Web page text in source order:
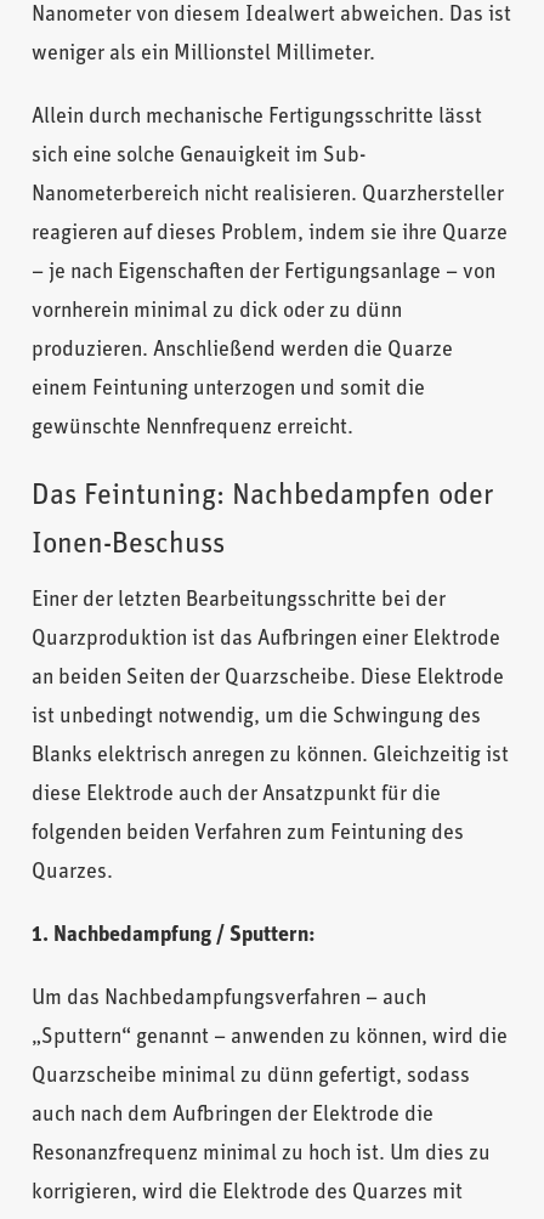
Nanometer von diesem Idealwert abweichen. Das ist
weniger als ein Millionstel Millimeter.
Allein durch mechanische Fertigungsschritte lässt
sich eine solche Genauigkeit im Sub-
Nanometerbereich nicht realisieren. Quarzhersteller
reagieren auf dieses Problem, indem sie ihre Quarze
– je nach Eigenschaften der Fertigungsanlage – von
vornherein minimal zu dick oder zu dünn
produzieren. Anschließend werden die Quarze
einem Feintuning unterzogen und somit die
gewünschte Nennfrequenz erreicht.
Das Feintuning: Nachbedampfen oder
Ionen-Beschuss
Einer der letzten Bearbeitungsschritte bei der
Quarzproduktion ist das Aufbringen einer Elektrode
an beiden Seiten der Quarzscheibe. Diese Elektrode
ist unbedingt notwendig, um die Schwingung des
Blanks elektrisch anregen zu können. Gleichzeitig ist
diese Elektrode auch der Ansatzpunkt für die
folgenden beiden Verfahren zum Feintuning des
Quarzes.
1. Nachbedampfung / Sputtern:
Um das Nachbedampfungsverfahren – auch
„Sputtern“ genannt – anwenden zu können, wird die
Quarzscheibe minimal zu dünn gefertigt, sodass
auch nach dem Aufbringen der Elektrode die
Resonanzfrequenz minimal zu hoch ist. Um dies zu
korrigieren, wird die Elektrode des Quarzes mit